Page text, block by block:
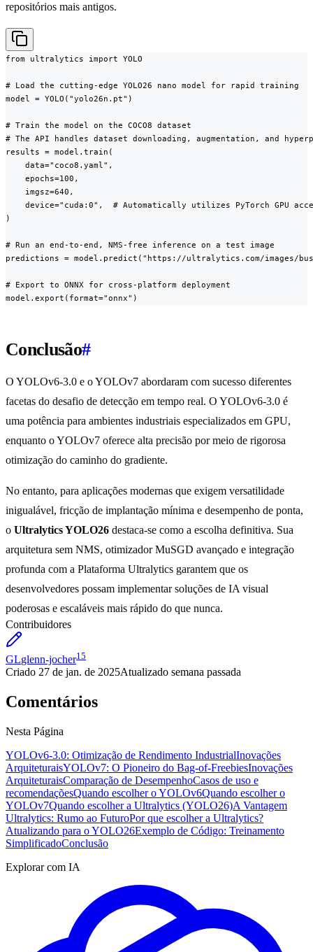
repositórios mais antigos.
from ultralytics import YOLO
# Load the cutting-edge YOLO26 nano model for rapid training
model = YOLO("yolo26n.pt")
# Train the model on the COCO8 dataset
# The API handles dataset downloading, augmentation, and
results = model.train(
    data="coco8.yaml",
    epochs=100,
    imgsz=640,
device="cuda:0",  # Automatically utilizes PyTorch GPU
)
# Run an end-to-end, NMS-free inference on a test image
predictions = model.predict("https://ultralytics.com/images/
# Export to ONNX for cross-platform deployment
model.export(format="onnx")
Conclusão#
O YOLOv6-3.0 e o YOLOv7 abordaram com sucesso diferentes
facetas do desafio de detecção em tempo real. O YOLOv6-3.0 é
uma potência para ambientes industriais especializados em GPU,
enquanto o YOLOv7 oferece alta precisão por meio de rigorosa
otimização do caminho do gradiente.
No entanto, para aplicações modernas que exigem versatilidade
inigualável, fricção de implantação mínima e desempenho de ponta,
o Ultralytics YOLO26 destaca-se como a escolha definitiva. Sua
arquitetura sem NMS, otimizador MuSGD avançado e integração
profunda com a Plataforma Ultralytics garantem que os
desenvolvedores possam implementar soluções de IA visual
poderosas e escaláveis mais rápido do que nunca.
Contribuidores
GLglenn-jocher15
Criado 27 de jan. de 2025Atualizado semana passada
Comentários
Nesta Página
YOLOv6-3.0: Otimização de Rendimento IndustrialInovações
ArquiteturaisYOLOv7: O Pioneiro do Bag-of-FreebiesInovações
ArquiteturaisComparação de DesempenhoCasos de uso e
recomendaçõesQuando escolher o YOLOv6Quando escolher o
YOLOv7Quando escolher a Ultralytics (YOLO26)A Vantagem
Ultralytics: Rumo ao FuturoPor que escolher a Ultralytics?
Atualizando para o YOLO26Exemplo de Código: Treinamento
SimplificadoConclusão
Explorar com IA